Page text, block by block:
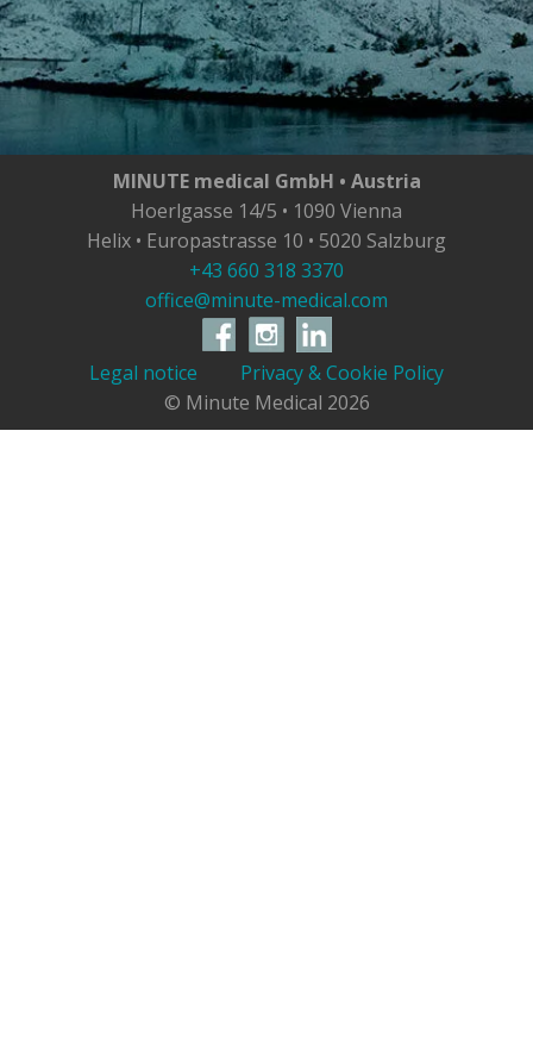
MINUTE medical GmbH • Austria
Hoerlgasse 14/5 • 1090 Vienna
Helix • Europastrasse 10 • 5020 Salzburg
+43 660 318 3370
office@minute-medical.com
Legal notice
Privacy & Cookie Policy
© Minute Medical 2026